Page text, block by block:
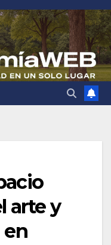
arte y
en